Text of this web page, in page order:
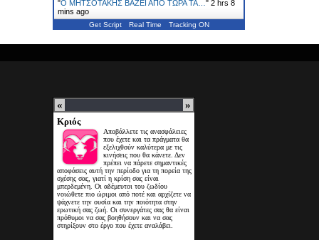
"Ο ΜΗΤΣΟΤΑΚΗΣ ΒΑΖΕΙ ΑΠΟ ΤΩΡΑ ΤΑ… " 2 hrs 8
mins ago
Get Script Real Time Tracking ON